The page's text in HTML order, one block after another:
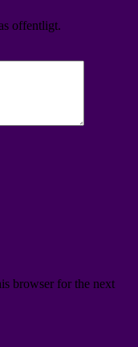
offentligt.
browser for the next